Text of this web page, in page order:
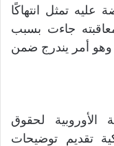
عليه تمثل انتهاكًا
جاءت بسبب
وهو أمر يندرج ضمن
الأوروبية لحقوق
تقديم توضيحات